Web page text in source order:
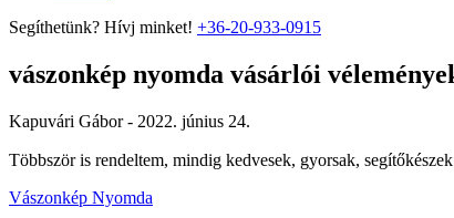
Segíthetünk? Hívj minket! +36-20-933-0915
vászonkép nyomda vásárlói
Kapuvári Gábor - 2022. június 24.
Többször is rendeltem, mindig kedvesek, gyorsak,
Vászonkép Nyomda